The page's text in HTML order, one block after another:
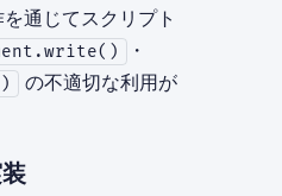
通じてスクリプト
・
の不適切な利用が